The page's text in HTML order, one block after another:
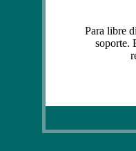
Para libre
soporte.